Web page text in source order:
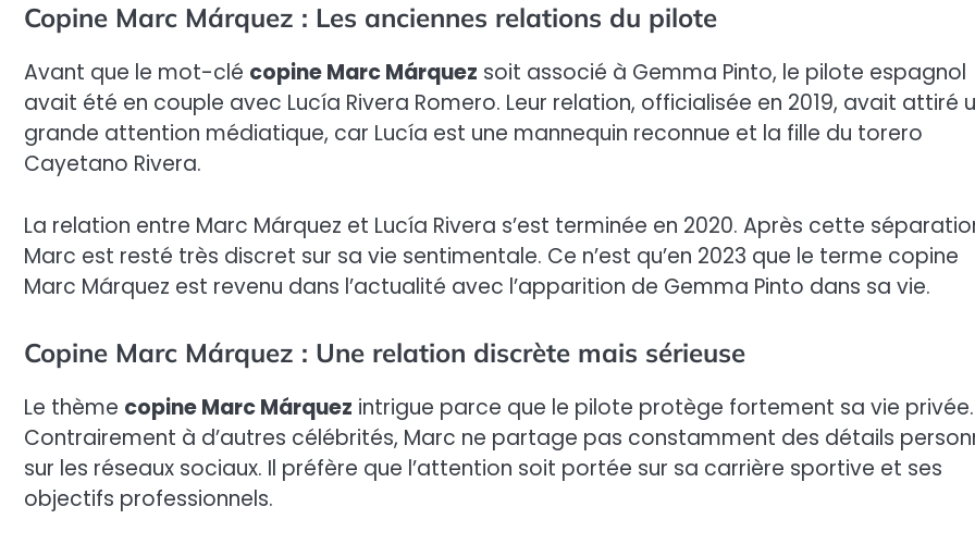
Copine Marc Márquez : Les anciennes relations du pilote
Avant que le mot-clé copine Marc Márquez soit associé à Gemma Pinto, le pilote espagnol
avait été en couple avec Lucía Rivera Romero. Leur relation, officialisée en 2019, avait attiré
grande attention médiatique, car Lucía est une mannequin reconnue et la fille du torero
Cayetano Rivera.
La relation entre Marc Márquez et Lucía Rivera s’est terminée en 2020. Après cette
Marc est resté très discret sur sa vie sentimentale. Ce n’est qu’en 2023 que le terme copine
Marc Márquez est revenu dans l’actualité avec l’apparition de Gemma Pinto dans sa vie.
Copine Marc Márquez : Une relation discrète mais sérieuse
Le thème copine Marc Márquez intrigue parce que le pilote protège fortement sa vie privée.
Contrairement à d’autres célébrités, Marc ne partage pas constamment des détails
sur les réseaux sociaux. Il préfère que l’attention soit portée sur sa carrière sportive et ses
objectifs professionnels.